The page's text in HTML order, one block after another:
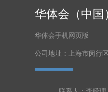
华体会（中国
华体会手机网页版
公司地址：上海市闵行